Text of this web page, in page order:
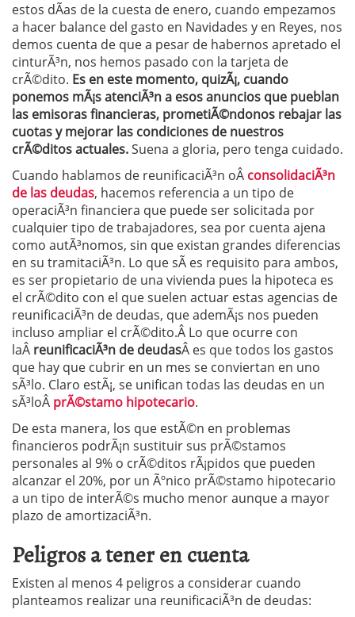
estos dÃ­as de la cuesta de enero, cuando empezamos
a hacer balance del gasto en Navidades y en Reyes, nos
demos cuenta de que a pesar de habernos apretado el
cinturÃ³n, nos hemos pasado con la tarjeta de
crÃ©dito. Es en este momento, quizÃ¡, cuando
ponemos mÃ¡s atenciÃ³n a esos anuncios que pueblan
las emisoras financieras, prometiÃ©ndonos rebajar las
cuotas y mejorar las condiciones de nuestros
crÃ©ditos actuales.Suena a gloria, pero tenga cuidado.
Cuando hablamos de reunificaciÃ³n oÂ consolidaciÃ³n
de las deudas, hacemos referencia a un tipo de
operaciÃ³n financiera que puede ser solicitada por
cualquier tipo de trabajadores, sea por cuenta ajena
como autÃ³nomos, sin que existan grandes diferencias
en su tramitaciÃ³n. Lo que sÃ­ es requisito para ambos,
es ser propietario de una vivienda pues la hipoteca es
el crÃ©dito con el que suelen actuar estas agencias de
reunificaciÃ³n de deudas, que ademÃ¡s nos pueden
incluso ampliar el crÃ©dito.Â Lo que ocurre con
laÂ reunificaciÃ³n de deudasÂ es que todos los gastos
que hay que cubrir en un mes se conviertan en uno
sÃ³lo. Claro estÃ¡, se unifican todas las deudas en un
sÃ³loÂ prÃ©stamo hipotecario.
De esta manera, los que estÃ©n en problemas
financieros podrÃ¡n sustituir sus prÃ©stamos
personales al 9% o crÃ©ditos rÃ¡pidos que pueden
alcanzar el 20%, por un Ãºnico prÃ©stamo hipotecario
a un tipo de interÃ©s mucho menor aunque a mayor
plazo de amortizaciÃ³n.
Peligros a tener en cuenta
Existen al menos 4 peligros a considerar cuando
planteamos realizar una reunificaciÃ³n de deudas: